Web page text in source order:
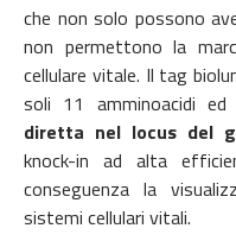
che non solo possono
non permettono la
cellulare vitale. Il tag
soli 11 amminoacidi ed
diretta nel locus del
knock-in ad alta
conseguenza la
sistemi cellulari vitali.